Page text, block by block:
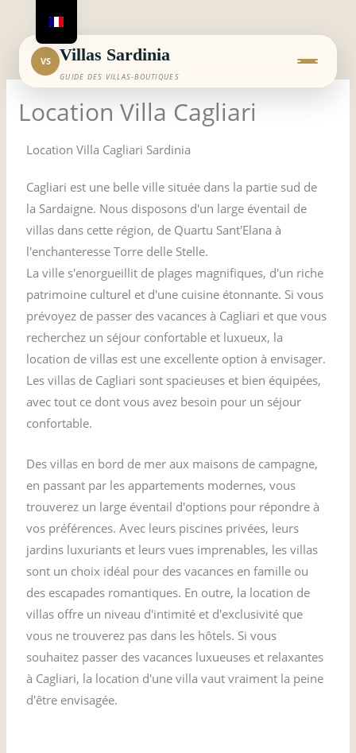
contenu
VS Villas Sardinia
GUIDE DES VILLAS-BOUTIQUES
Location Villa Cagliari
Location Villa Cagliari Sardinia
Cagliari est une belle ville située dans la partie sud de
la Sardaigne. Nous disposons d'un large éventail de
villas dans cette région, de Quartu Sant'Elana à
l'enchanteresse Torre delle Stelle.
La ville s'enorgueillit de plages magnifiques, d'un riche
patrimoine culturel et d'une cuisine étonnante. Si vous
prévoyez de passer des vacances à Cagliari et que vous
recherchez un séjour confortable et luxueux, la
location de villas est une excellente option à envisager.
Les villas de Cagliari sont spacieuses et bien équipées,
avec tout ce dont vous avez besoin pour un séjour
confortable.
Des villas en bord de mer aux maisons de campagne,
en passant par les appartements modernes, vous
trouverez un large éventail d'options pour répondre à
vos préférences. Avec leurs piscines privées, leurs
jardins luxuriants et leurs vues imprenables, les villas
sont un choix idéal pour des vacances en famille ou
des escapades romantiques. En outre, la location de
villas offre un niveau d'intimité et d'exclusivité que
vous ne trouverez pas dans les hôtels. Si vous
souhaitez passer des vacances luxueuses et relaxantes
à Cagliari, la location d'une villa vaut vraiment la peine
d'être envisagée.